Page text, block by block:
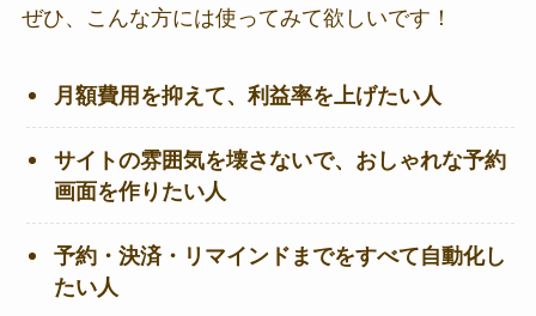
ぜひ、こんな方には使ってみて欲しいです！
月額費用を抑えて、利益率を上げたい人
サイトの雰囲気を壊さないで、おしゃれな予約
画面を作りたい人
予約・決済・リマインドまでをすべて自動化し
たい人